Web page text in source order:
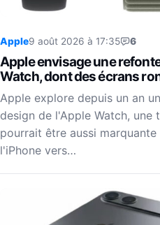
Apple9 août 2026 à 17:35 6
Apple envisage une
Watch, dont des écrans
Apple explore depuis un an
design de l'Apple Watch, une
pourrait être aussi
l'iPhone vers…